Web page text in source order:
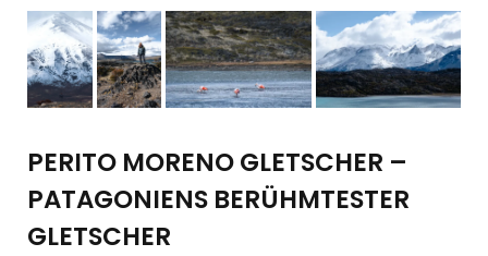
PERITO MORENO GLETSCHER –
PATAGONIENS BERÜHMTESTER
GLETSCHER